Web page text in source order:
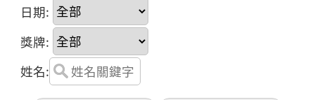
日期:
獎牌:
姓名: